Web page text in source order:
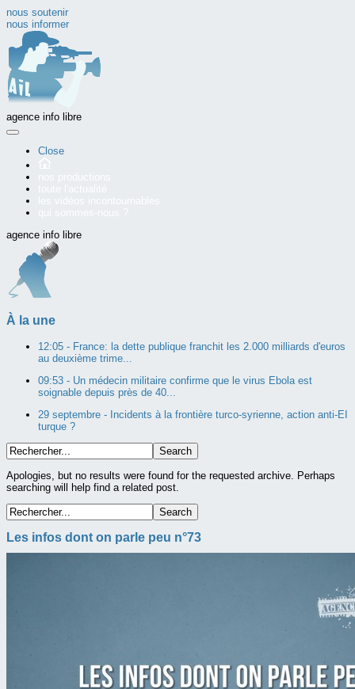
nous soutenir
nous informer
agence info libre
Close
agence info libre
À la une
12:05 - France: la dette publique franchit les 2.000 milliards d'euros
au deuxième trime...
09:53 - Un médecin militaire confirme que le virus Ebola est
soignable depuis près de 40...
29 septembre - Incidents à la frontière turco-syrienne, action anti-EI
turque ?
Apologies, but no results were found for the requested archive. Perhaps
searching will help find a related post.
Les infos dont on parle peu n°73